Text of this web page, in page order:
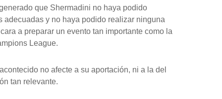
que Shermadini no haya podido
adecuadas y no haya podido realizar ninguna
a preparar un evento tan importante como la
League.
no afecte a su aportación, ni a la del
tan relevante.